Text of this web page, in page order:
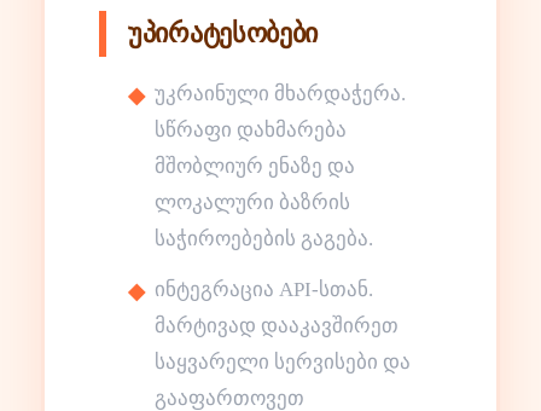
უპირატესობები
უკრაინული მხარდაჭერა.
სწრაფი დახმარება
მშობლიურ ენაზე და
ლოკალური ბაზრის
საჭიროებების გაგება.
ინტეგრაცია API-სთან.
მარტივად დააკავშირეთ
საყვარელი სერვისები და
გააფართოვეთ